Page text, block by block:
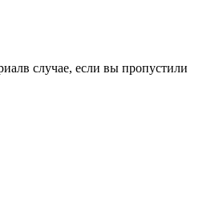
в случае, если вы пропустили